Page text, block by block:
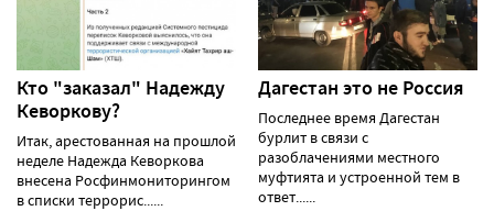
Кто "заказал" Надежду
Кеворкову?
Итак, арестованная на прошлой
неделе Надежда Кеворкова
внесена Росфинмониторингом
в списки террорис......
Дагестан это не Россия
Последнее время Дагестан
бурлит в связи с
разоблачениями местного
муфтията и устроенной тем в
ответ......